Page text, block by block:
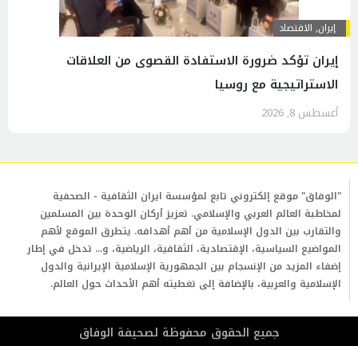
إيران, الاقتصاد
إيران تؤكد ضرورة الاستفادة القصوى من العلاقات
الاستراتيجية مع روسيا
أغسطس 8, 2026
"الوفاق" موقع إلكتروني تابع لمؤسسة ايران الثقافية - الصحفية
لمخاطبة العالم العربي والإسلامي. تعزيز أركان الوحدة بين المسلمين
والتقارب بين الدول الإسلامية من أهم أهدافه. يتطرق الموقع لأهم
المواضيع السياسية، الإقتصادية، الثقافية، الرياضية، و... تدخل في إطار
إضفاء المزيد من الإنسجام بين الجمهورية الإسلامية الإيرانية والدول
الإسلامية والعربية، بالإضافة إلى تغطيته أهم الأحداث حول العالم.
جمیع الحقوق محفوظة لصحیفة الوفاق